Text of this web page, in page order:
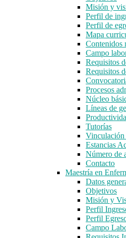
Misión y
Perfil de
Perfil de
Mapa
Contenidos
Campo
Requisitos
Requisitos
Procesos
Núcleo
Líneas de
Tutorías
Vinculación
Estancias
Número de
Contacto
Maestría en
Datos
Objetivos
Misión y
Perfil
Perfil
Campo